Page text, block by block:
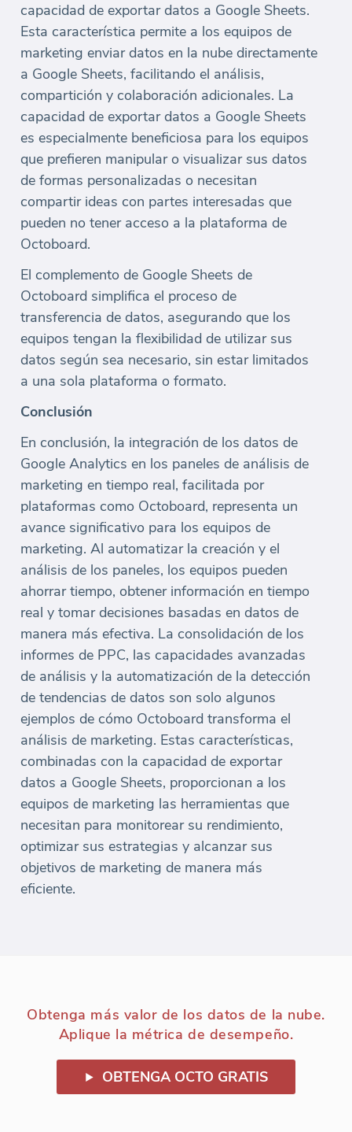
capacidad de exportar datos a Google Sheets.
Esta característica permite a los equipos de
marketing enviar datos en la nube directamente
a Google Sheets, facilitando el análisis,
compartición y colaboración adicionales. La
capacidad de exportar datos a Google Sheets
es especialmente beneficiosa para los equipos
que prefieren manipular o visualizar sus datos
de formas personalizadas o necesitan
compartir ideas con partes interesadas que
pueden no tener acceso a la plataforma de
Octoboard.
El complemento de Google Sheets de
Octoboard simplifica el proceso de
transferencia de datos, asegurando que los
equipos tengan la flexibilidad de utilizar sus
datos según sea necesario, sin estar limitados
a una sola plataforma o formato.
Conclusión
En conclusión, la integración de los datos de
Google Analytics en los paneles de análisis de
marketing en tiempo real, facilitada por
plataformas como Octoboard, representa un
avance significativo para los equipos de
marketing. Al automatizar la creación y el
análisis de los paneles, los equipos pueden
ahorrar tiempo, obtener información en tiempo
real y tomar decisiones basadas en datos de
manera más efectiva. La consolidación de los
informes de PPC, las capacidades avanzadas
de análisis y la automatización de la detección
de tendencias de datos son solo algunos
ejemplos de cómo Octoboard transforma el
análisis de marketing. Estas características,
combinadas con la capacidad de exportar
datos a Google Sheets, proporcionan a los
equipos de marketing las herramientas que
necesitan para monitorear su rendimiento,
optimizar sus estrategias y alcanzar sus
objetivos de marketing de manera más
eficiente.
Obtenga más valor de los datos de la nube.
Aplique la métrica de desempeño.
OBTENGA OCTO GRATIS